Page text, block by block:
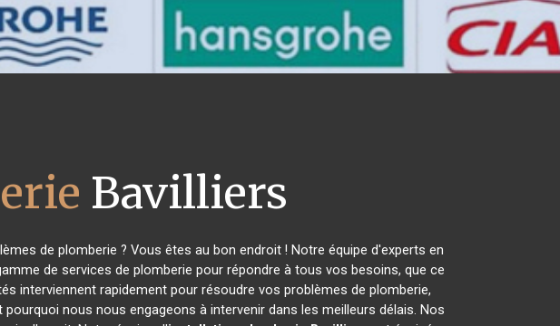
Bavilliers
de plomberie ? Vous êtes au bon endroit ! Notre équipe d'experts en
de services de plomberie pour répondre à tous vos besoins, que ce
interviennent rapidement pour résoudre vos problèmes de plomberie,
nous nous engageons à intervenir dans les meilleurs délais. Nos